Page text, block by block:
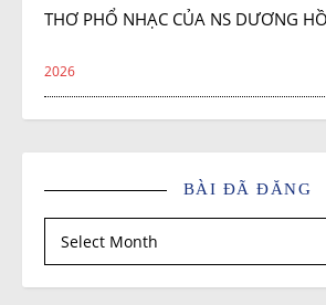
THƠ PHỔ NHẠC CỦA NS DƯƠNG
2026
BÀI ĐÃ ĐĂNG
Bài đã đăng